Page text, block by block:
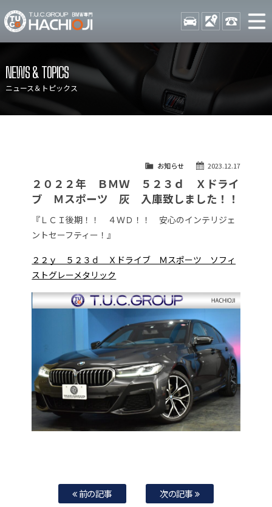
TUCグループ BMW専門 八
STOCK ACCESS 042-
在庫リスト
目玉車両一覧
店舗紹介
保証＆サービス
アクセスマップ
自動車保険
TUCとは？
リクルート
納車blog
スタッフblog
会社概要
NEWS & TOPICS
ニュース＆トピックス
2023.12.17
お知らせ
２０２２年 ＢＭＷ ５２３ｄ Ｘドライ
ブ Ｍスポーツ 灰 入庫致しました！！
『ＬＣＩ後期！！ ４ＷＤ！！ 安心のインテリジェ
ントセーフティー！』
２２ｙ ５２３ｄ Ｘドライブ Ｍスポーツ ソフィ
ストグレーメタリック
前の記事 次の記事